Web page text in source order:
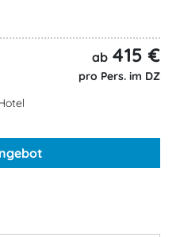
ab 415 €
pro Pers. im DZ